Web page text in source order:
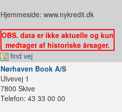
Hjemmeside: www.nykredit.dk
OBS. data er ikke aktuelle og kun
medtaget af historiske årsager.
find vej
Nørhaven Book A/S
Ulvevej 1
7800 Skive
Telefon: 43 33 00 00